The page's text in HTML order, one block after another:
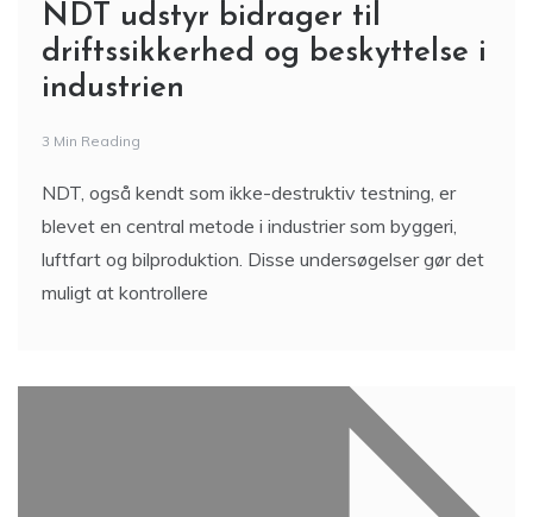
NDT udstyr bidrager til
driftssikkerhed og beskyttelse i
industrien
3 Min Reading
NDT, også kendt som ikke-destruktiv testning, er
blevet en central metode i industrier som byggeri,
luftfart og bilproduktion. Disse undersøgelser gør det
muligt at kontrollere